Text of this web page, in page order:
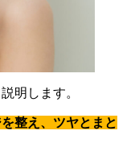
明します。
整え、ツヤとまと